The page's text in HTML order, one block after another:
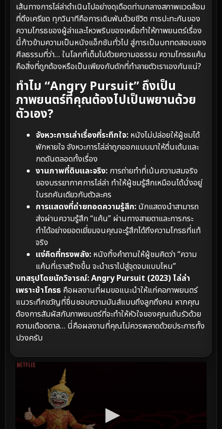
เส้นทางการไล่ล่าดำเนินไปอย่างดุเดือดท่ามกลางสภาพแวดล้อม
ที่ตึงเครียด ทุกวินาทีคือการเดิมพันด้วยชีวิต การปะทะกันของ
ความโกรธของผู้ล่าและไหวพริบของเหยื่อทำให้ภาพยนตร์เรื่อง
นี้ก้าวข้ามความเป็นหนังแอ็กชันทั่วไป สู่การเป็นบททดสอบของ
ศีลธรรมที่ว่า… ในโลกที่เต็มไปด้วยความอธรรม ความโกรธแค้น
คือสิ่งที่ถูกต้องหรือเป็นเพียงกับดักที่ทำลายตัวเราเองกันแน่?
ทำไม “Angry Pursuit” ถึงเป็น
ภาพยนตร์ที่คุณต้องไปเป็นพยานด้วย
ตัวเอง?
จังหวะการเล่าเรื่องที่ระทึกใจ: หนังไม่ปล่อยให้ผู้ชมได้
พักหายใจ จังหวะการไล่ล่าถูกออกแบบมาให้ตื่นเต้นและ
กดดันตลอดทั้งเรื่อง
งานภาพที่ดิบและจริง: การถ่ายทำที่เน้นความสมจริง
ของบรรยากาศการไล่ล่า ทำให้ผู้ชมรู้สึกเหมือนได้นั่งอยู่
ในรถคันเดียวกับตัวละคร
การแสดงที่ถ่ายทอดความรู้สึก: นักแสดงนำสามารถ
ส่งผ่านความรู้สึก “แค้น” ผ่านทางสายตาและการกระ
ทำได้อย่างยอดเยี่ยมจนคุณจะรู้สึกได้ถึงความโกรธที่แท้
จริง
แง่คิดที่ทรงพลัง: หนังทิ้งคำถามให้ผู้ชมคิดว่า “ความ
แค้นที่เราสร้างขึ้น จะนำเราไปสู่จุดจบแบบไหน”
บทสรุปโดยนักวิจารณ์:Angry Pursuit (2023) ไล่ล่า
เพราะข้าโกรธ คือผลงานที่ผมขอแนะนำให้แก่คอภาพยนตร์
แนวระทึกขวัญที่ชื่นชอบความมันส์แบบถึงลูกถึงคน หากคุณ
ต้องการสัมผัสกับภาพยนตร์ที่จะทำให้หัวใจของคุณเต้นรัวด้วย
ความเดือดดาล… นี่คือผลงานที่คุณไม่ควรพลาดด้วยประการทั้ง
ปวงครับ